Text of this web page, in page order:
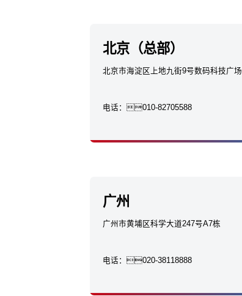
北京（总部）
北京市海淀区上地九街9号数码科技广场
电话：010-82705588
广州
广州市黄埔区科学大道247号A7栋
电话：020-38118888